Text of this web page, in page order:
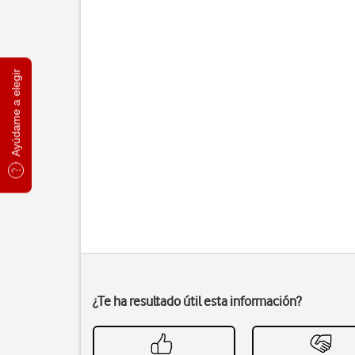
Ayúdame a elegir
¿Te ha resultado útil esta información?